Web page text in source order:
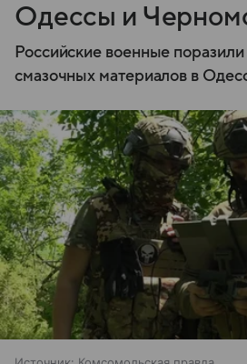
Одессы и
Российские военные
смазочных материалов в